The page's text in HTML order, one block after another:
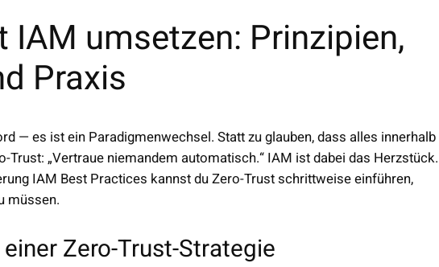
IAM umsetzen: Prinzipien,
Praxis
— es ist ein Paradigmenwechsel. Statt zu glauben, dass alles innerhalb
„Vertraue niemandem automatisch.“ IAM ist dabei das Herzstück.
IAM Best Practices kannst du Zero-Trust schrittweise einführen,
müssen.
Zero-Trust-Strategie